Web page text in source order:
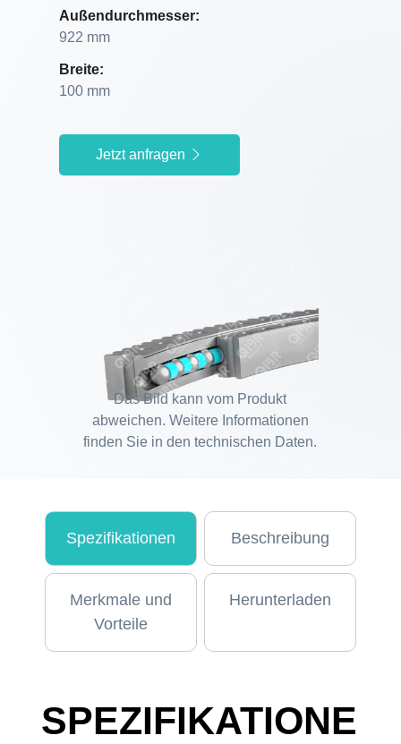
Außendurchmesser:
922 mm
Breite:
100 mm
Jetzt anfragen
Das Bild kann vom Produkt
abweichen. Weitere Informationen
finden Sie in den technischen Daten.
Spezifikationen Beschreibung
Merkmale und
Vorteile
Herunterladen
SPEZIFIKATIONE